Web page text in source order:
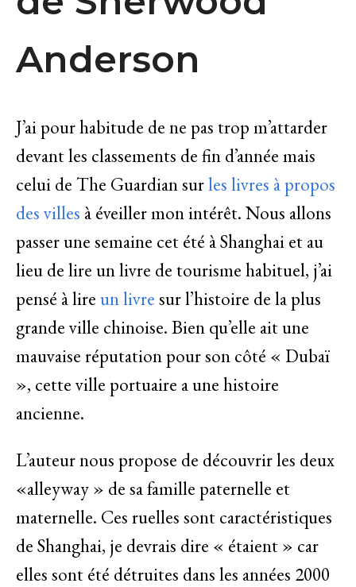
Anderson
J’ai pour habitude de ne pas trop m’attarder
devant les classements de fin d’année mais
celui de The Guardian surles livres à propos
des villes à éveiller mon intérêt. Nous allons
passer une semaine cet été à Shanghai et au
lieu de lire un livre de tourisme habituel, j’ai
pensé à lire un livre sur l’histoire de la plus
grande ville chinoise. Bien qu’elle ait une
mauvaise réputation pour son côté « Dubaï
», cette ville portuaire a une histoire
ancienne.
L’auteur nous propose de découvrir les deux
«alleyway » de sa famille paternelle et
maternelle. Ces ruelles sont caractéristiques
de Shanghai, je devrais dire « étaient » car
elles sont été détruites dans les années 2000